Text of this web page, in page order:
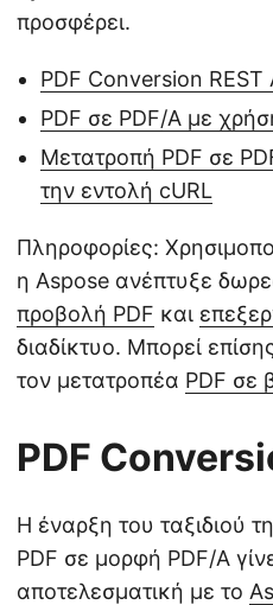
προσφέρει.
PDF Conversion REST
PDF σε PDF/A με
Μετατροπή PDF σε
την εντολή cURL
Πληροφορίες:
η Aspose ανέπτυξε
προβολή PDF και
διαδίκτυο. Μπορεί
τον μετατροπέα PDF σε
PDF
Η έναρξη του ταξιδιού
PDF σε μορφή PDF/A
αποτελεσματική με το